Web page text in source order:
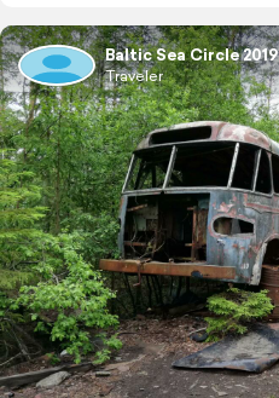
Baltic Sea Circle 2019
Traveler